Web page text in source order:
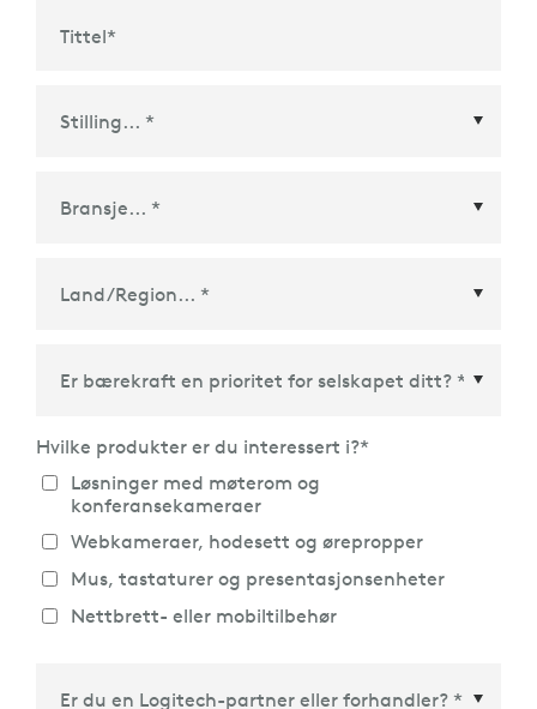
Tittel*
Hvilke produkter er du interessert i?*
Løsninger med møterom og
konferansekameraer
Webkameraer, hodesett og ørepropper
Mus, tastaturer og presentasjonsenheter
Nettbrett- eller mobiltilbehør